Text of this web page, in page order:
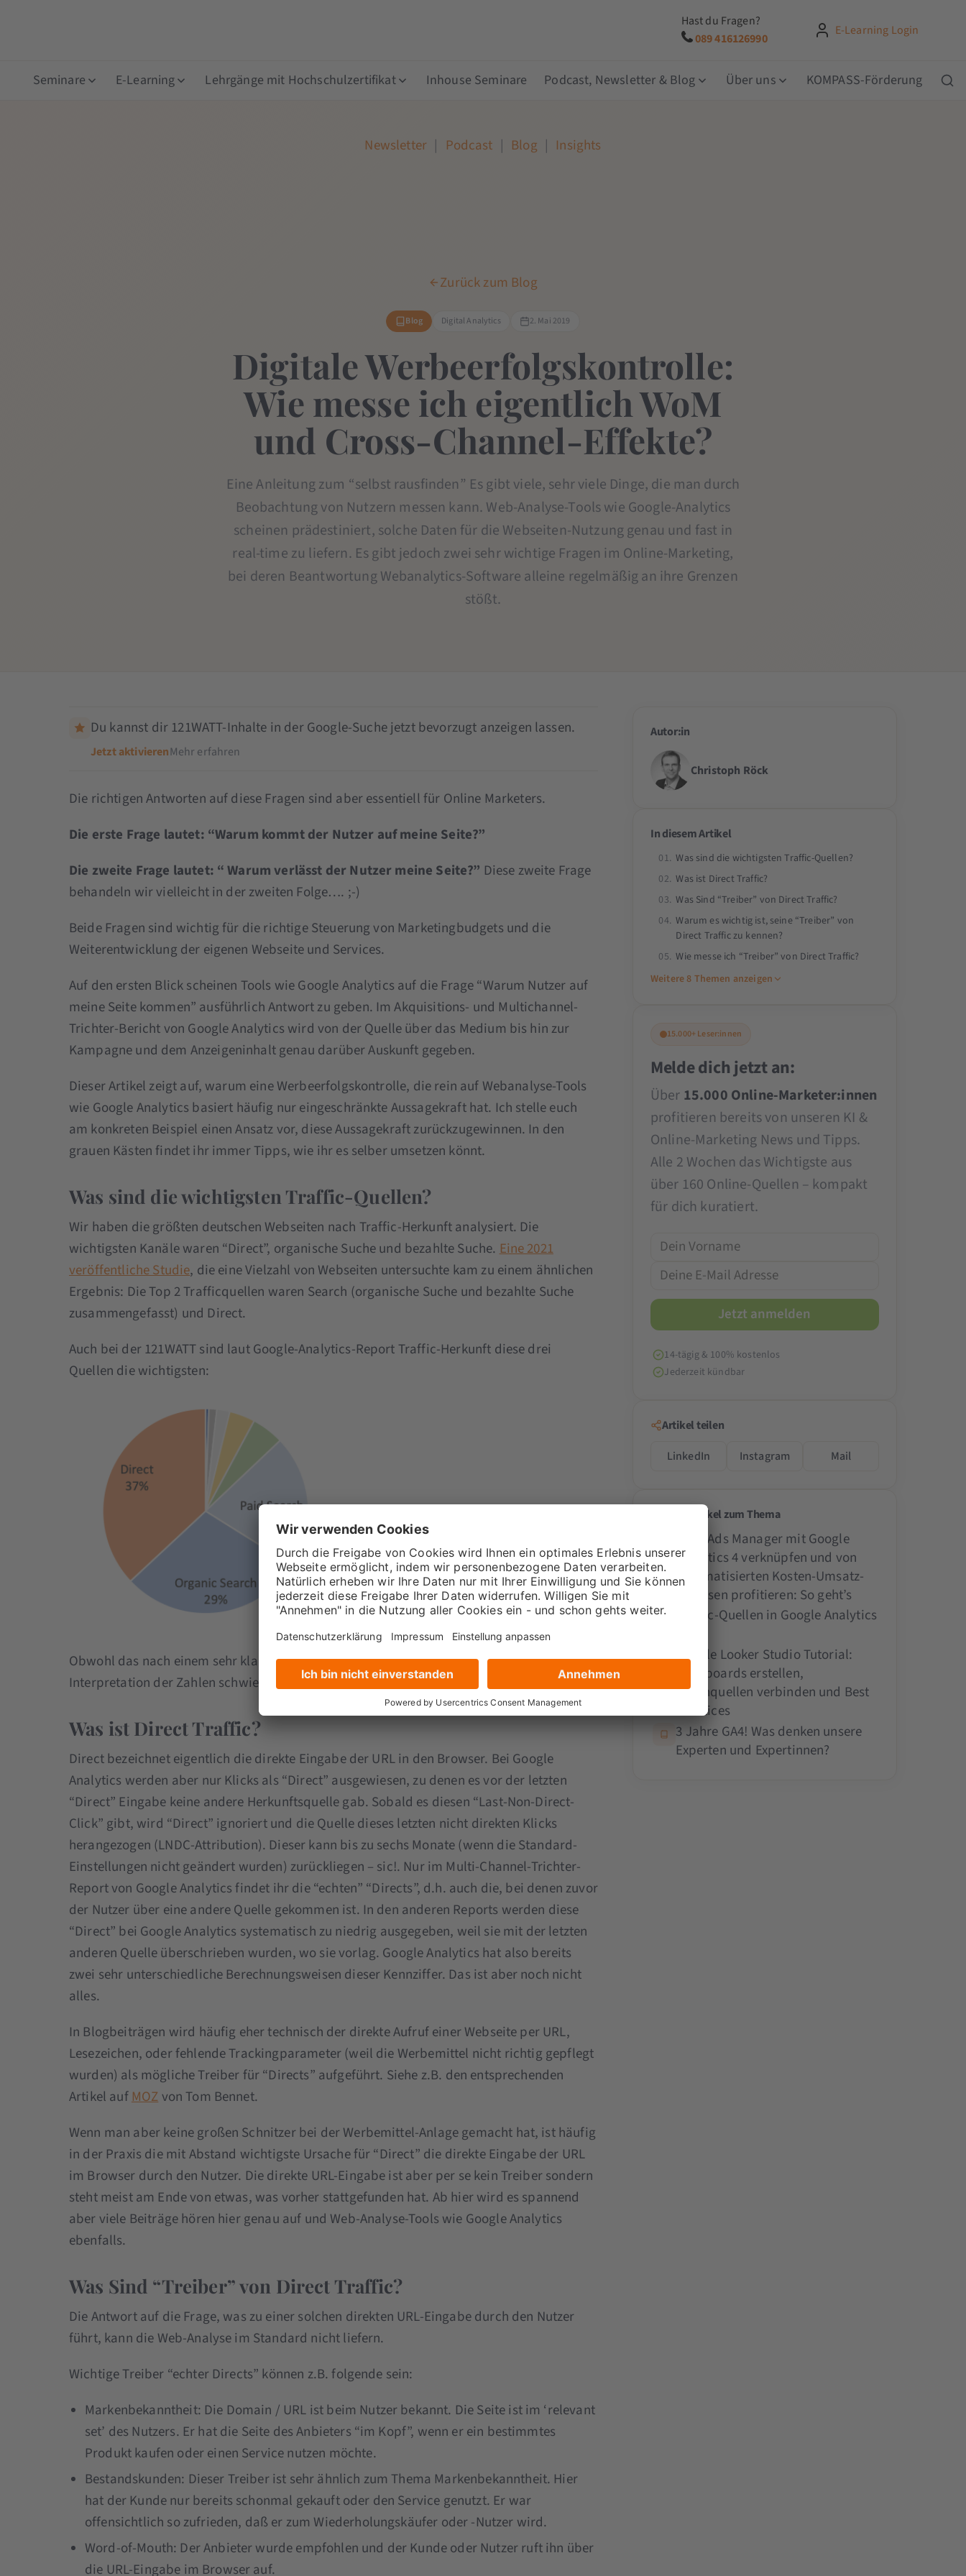
Hast du Fragen?
089 416126990
E-Learning Login
Seminare E-Learning Lehrgänge mit Hochschulzertifikat Inhouse Seminare Podcast, Newsletter & Blog Über uns KOMPASS-Förderung
Newsletter | Podcast | Blog | Insights
Zurück zum Blog
Blog Digital Analytics 2. Mai 2019
Digitale Werbeerfolgskontrolle:
Wie messe ich eigentlich WoM
und Cross-Channel-Effekte?
Eine Anleitung zum “selbst rausfinden” Es gibt viele, sehr viele Dinge, die man durch
Beobachtung von Nutzern messen kann. Web-Analyse-Tools wie Google-Analytics
scheinen prädestiniert, solche Daten für die Webseiten-Nutzung genau und fast in
real-time zu liefern. Es gibt jedoch zwei sehr wichtige Fragen im Online-Marketing,
bei deren Beantwortung Webanalytics-Software alleine regelmäßig an ihre Grenzen
stößt.
Du kannst dir 121WATT-Inhalte in der Google-Suche jetzt bevorzugt anzeigen lassen.
Jetzt aktivierenMehr erfahren
Die richtigen Antworten auf diese Fragen sind aber essentiell für Online Marketers.
Die erste Frage lautet: “Warum kommt der Nutzer auf meine Seite?”
Die zweite Frage lautet: “ Warum verlässt der Nutzer meine Seite?” Diese zweite Frage
behandeln wir vielleicht in der zweiten Folge…. ;-)
Beide Fragen sind wichtig für die richtige Steuerung von Marketingbudgets und die
Weiterentwicklung der eigenen Webseite und Services.
Auf den ersten Blick scheinen Tools wie Google Analytics auf die Frage “Warum Nutzer auf
meine Seite kommen” ausführlich Antwort zu geben. Im Akquisitions- und Multichannel-
Trichter-Bericht von Google Analytics wird von der Quelle über das Medium bis hin zur
Kampagne und dem Anzeigeninhalt genau darüber Auskunft gegeben.
Dieser Artikel zeigt auf, warum eine Werbeerfolgskontrolle, die rein auf Webanalyse-Tools
wie Google Analytics basiert häufig nur eingeschränkte Aussagekraft hat. Ich stelle euch
am konkreten Beispiel einen Ansatz vor, diese Aussagekraft zurückzugewinnen. In den
grauen Kästen findet ihr immer Tipps, wie ihr es selber umsetzen könnt.
Was sind die wichtigsten Traffic-Quellen?
Wir haben die größten deutschen Webseiten nach Traffic-Herkunft analysiert. Die
wichtigsten Kanäle waren “Direct”, organische Suche und bezahlte Suche.Eine 2021
veröffentliche Studie, die eine Vielzahl von Webseiten untersuchte kam zu einem ähnlichen
Ergebnis: Die Top 2 Trafficquellen waren Search (organische Suche und bezahlte Suche
zusammengefasst) und Direct.
Auch bei der 121WATT sind laut Google-Analytics-Report Traffic-Herkunft diese drei
Quellen die wichtigsten:
Obwohl das nach einem sehr klaren Ergebnis aussieht, ist bereits auf dieser Ebene die
Interpretation der Zahlen schwierig.
Was ist Direct Traffic?
Direct bezeichnet eigentlich die direkte Eingabe der URL in den Browser. Bei Google
Analytics werden aber nur Klicks als “Direct” ausgewiesen, zu denen es vor der letzten
“Direct” Eingabe keine andere Herkunftsquelle gab. Sobald es diesen “Last-Non-Direct-
Click” gibt, wird “Direct” ignoriert und die Quelle dieses letzten nicht direkten Klicks
herangezogen (LNDC-Attribution). Dieser kann bis zu sechs Monate (wenn die Standard-
Einstellungen nicht geändert wurden) zurückliegen – sic!. Nur im Multi-Channel-Trichter-
Report von Google Analytics findet ihr die “echten” “Directs”, d.h. auch die, bei denen zuvor
der Nutzer über eine andere Quelle gekommen ist. In den anderen Reports werden diese
“Direct” bei Google Analytics systematisch zu niedrig ausgegeben, weil sie mit der letzten
anderen Quelle überschrieben wurden, wo sie vorlag. Google Analytics hat also bereits
zwei sehr unterschiedliche Berechnungsweisen dieser Kennziffer. Das ist aber noch nicht
alles.
In Blogbeiträgen wird häufig eher technisch der direkte Aufruf einer Webseite per URL,
Lesezeichen, oder fehlende Trackingparameter (weil die Werbemittel nicht richtig gepflegt
wurden) als mögliche Treiber für “Directs” aufgeführt. Siehe z.B. den entsprechenden
Artikel aufMOZvon Tom Bennet.
Wenn man aber keine großen Schnitzer bei der Werbemittel-Anlage gemacht hat, ist häufig
in der Praxis die mit Abstand wichtigste Ursache für “Direct” die direkte Eingabe der URL
im Browser durch den Nutzer. Die direkte URL-Eingabe ist aber per se kein Treiber sondern
steht meist am Ende von etwas, was vorher stattgefunden hat. Ab hier wird es spannend
aber viele Beiträge hören hier genau auf und Web-Analyse-Tools wie Google Analytics
ebenfalls.
Was Sind “Treiber” von Direct Traffic?
Die Antwort auf die Frage, was zu einer solchen direkten URL-Eingabe durch den Nutzer
führt, kann die Web-Analyse im Standard nicht liefern.
Wichtige Treiber “echter Directs” können z.B. folgende sein:
Markenbekanntheit: Die Domain / URL ist beim Nutzer bekannt. Die Seite ist im ‘relevant
set’ des Nutzers. Er hat die Seite des Anbieters “im Kopf”, wenn er ein bestimmtes
Produkt kaufen oder einen Service nutzen möchte.
Bestandskunden: Dieser Treiber ist sehr ähnlich zum Thema Markenbekanntheit. Hier
hat der Kunde nur bereits schonmal gekauft oder den Service genutzt. Er war
offensichtlich so zufrieden, daß er zum Wiederholungskäufer oder -Nutzer wird.
Word-of-Mouth: Der Anbieter wurde empfohlen und der Kunde oder Nutzer ruft ihn über
die URL-Eingabe im Browser auf.
Autor:in
Christoph Röck
In diesem Artikel
Was sind die wichtigsten Traffic-Quellen?
Was ist Direct Traffic?
Was Sind “Treiber” von Direct Traffic?
Warum es wichtig ist, seine “Treiber” von
Direct Traffic zu kennen?
Wie messe ich “Treiber” von Direct Traffic?
Weitere 8 Themen anzeigen
15.000+ Leser:innen
Melde dich jetzt an:
Über 15.000 Online-Marketer:innen
profitieren bereits von unseren KI &
Online-Marketing News und Tipps.
Alle 2 Wochen das Wichtigste aus
über 160 Online-Quellen – kompakt
für dich kuratiert.
14-tägig & 100% kostenlos
Jederzeit kündbar
Artikel teilen
LinkedIn
Instagram Mail
Weitere Artikel zum Thema
Meta Ads Manager mit Google
Analytics 4 verknüpfen und von
automatisierten Kosten-Umsatz-
Analysen profitieren: So geht’s
Traffic-Quellen in Google Analytics
Google Looker Studio Tutorial:
Dashboards erstellen,
Datenquellen verbinden und Best
Practices
3 Jahre GA4! Was denken unsere
Experten und Expertinnen?